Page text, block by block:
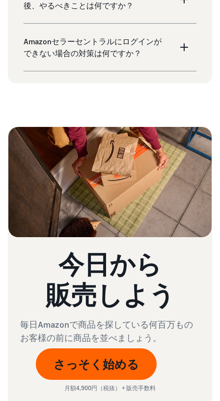
後、やるべきことは何ですか？
Amazonセラーセントラルにログインが
できない場合の対策は何ですか？
今日から
販売しよう
毎日Amazonで商品を探している何百万もの
お客様の前に商品を並べましょう。
さっそく始める
月額4,900円（税抜） + 販売手数料